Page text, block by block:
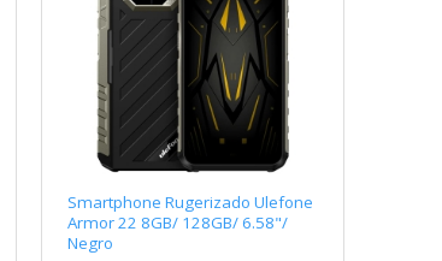
Smartphone Rugerizado Ulefone
Armor 22 8GB/ 128GB/ 6.58"/
Negro